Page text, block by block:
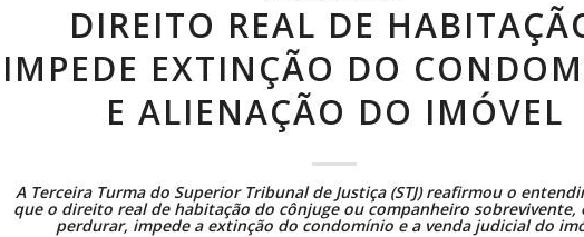
DIREITO REAL DE
IMPEDE EXTINÇÃO DO
E ALIENAÇÃO DO IMÓVEL
A Terceira Turma do Superior Tribunal de Justiça (STJ) reafirmou o
que o direito real de habitação do cônjuge ou companheiro sobrevivente,
perdurar, impede a extinção do condomínio e a venda judicial do